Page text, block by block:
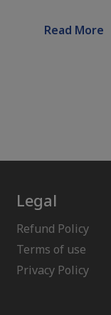
Read More
Legal
Refund Policy
Terms of use
Privacy Policy